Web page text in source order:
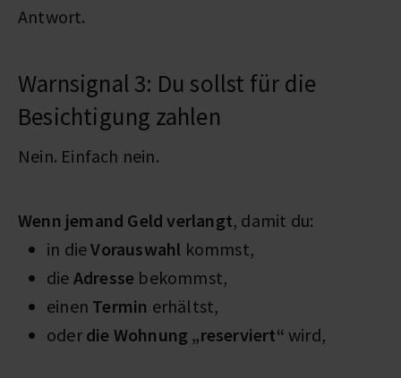
Antwort.
Warnsignal 3: Du sollst für die
Besichtigung zahlen
Nein. Einfach nein.
Wenn jemand Geld verlangt, damit du:
in dieVorauswahl kommst,
die Adresse bekommst,
einen Termin erhältst,
oder die Wohnung „reserviert“ wird,